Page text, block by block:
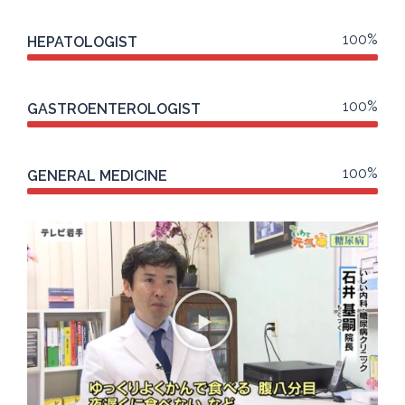
HEPATOLOGIST 100%
GASTROENTEROLOGIST 100%
GENERAL MEDICINE 100%